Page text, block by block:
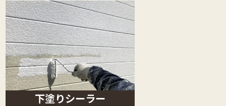
下塗りシーラー